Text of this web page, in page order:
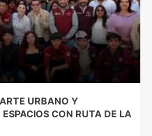
URBANO Y
CON RUTA DE LA